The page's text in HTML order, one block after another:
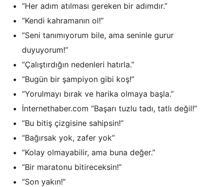
“Her adım atılması gereken bir adımdır.”
“Kendi kahramanın ol!”
“Seni tanımıyorum bile, ama seninle gurur
duyuyorum!”
“Çalıştırdığın nedenleri hatırla.”
“Bugün bir şampiyon gibi koş!”
“Yorulmayı bırak ve harika olmaya başla.”
İnternethaber.com “Başarı tuzlu tadı, tatlı değil!”
“Bu bitiş çizgisine sahipsin!”
“Bağırsak yok, zafer yok”
“Kolay olmayabilir, ama buna değer.”
“Bir maratonu bitireceksin!”
“Son yakın!”